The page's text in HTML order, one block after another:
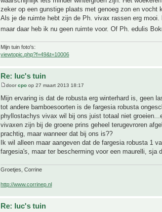
zeker op een gunstige plaats met genoeg zon en vocht
Als je de ruimte hebt zijn de Ph. vivax rassen erg
maar daar heb ik nu geen ruimte voor. Of Ph. edulis
Mijn tuin foto's:
viewtopic.php?f=49&t=10006
Re: luc's tuin
doorcpo op 27 maart 2013 18:17
Mijn ervaring is dat de robusta erg winterhard is, geen
tot andere bamboesoorten is de fargesia robusta
phyllostachys vivax wil bij ons juist totaal niet
vivaxen zijn bij de groene prins geheel terugevroren
prachtig, maar wanneer dat bij ons is??
Ik wil alleen maar aangeven dat de fargesia robusta 1
fargesia's, maar ter bescherming voor een maurelli, sja
Groetjes, Corrine
http://www.corrinep.nl
Re: luc's tuin